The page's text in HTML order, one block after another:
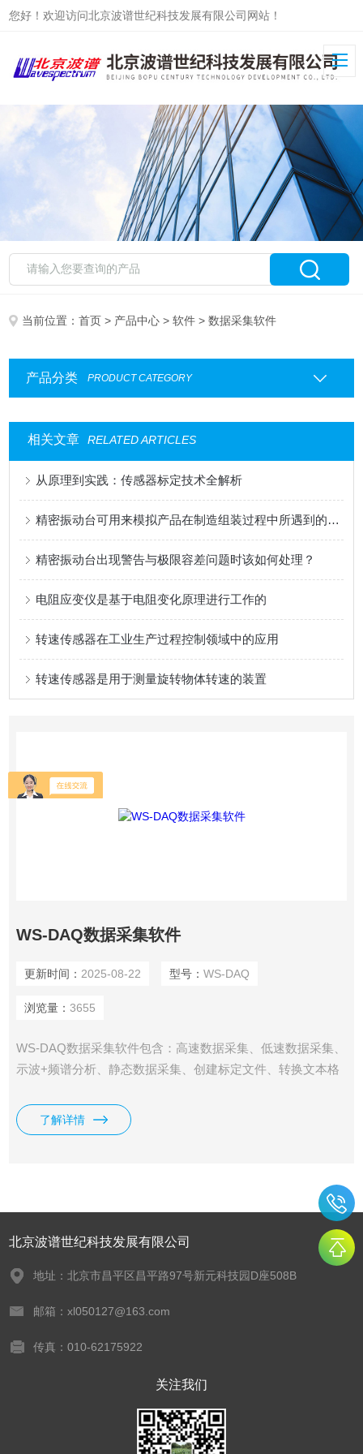
您好！欢迎访问北京波谱世纪科技发展有限公司网站！
当前位置：首页 > 产品中心 >软件 > 数据采集软件
产品分类 PRODUCT CATEGORY
相关文章 RELATED ARTICLES
从原理到实践：传感器标定技术全解析
精密振动台可用来模拟产品在制造组装过程中所遇到的各种环境
精密振动台出现警告与极限容差问题时该如何处理？
电阻应变仪是基于电阻变化原理进行工作的
转速传感器在工业生产过程控制领域中的应用
转速传感器是用于测量旋转物体转速的装置
WS-DAQ数据采集软件
更新时间： 2025-08-22 型号： WS-DAQ
浏览量： 3655
WS-DAQ数据采集软件包含：高速数据采集、低速数据采集、
示波+频谱分析、静态数据采集、创建标定文件、转换文本格
了解详情
北京波谱世纪科技发展有限公司
地址：北京市昌平区昌平路97号新元科技园D座508B
邮箱：xl050127@163.com
传真：010-62175922
关注我们